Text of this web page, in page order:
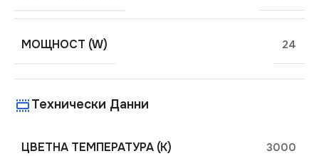
МОЩНОСТ (W) 24
Технически Данни
ЦВЕТНА ТЕМПЕРАТУРА (K) 3000